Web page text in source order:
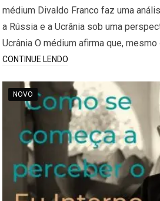
médium Divaldo Franco faz uma
a Rússia e a Ucrânia sob uma
Ucrânia O médium afirma que, mesmo
CONTINUE LENDO
NOVO